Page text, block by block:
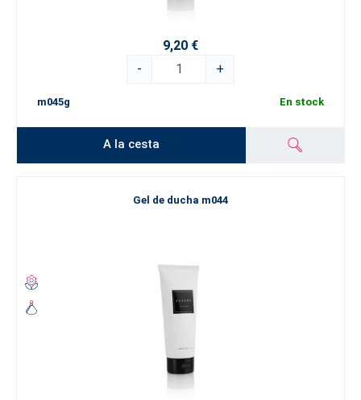
9,20 €
-
+
m045g En stock
A la cesta
Gel de ducha m044